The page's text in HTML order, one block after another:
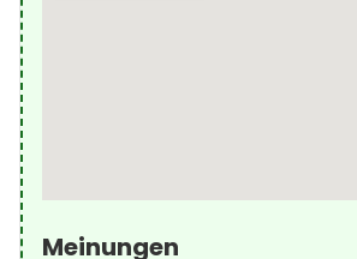
Meinungen